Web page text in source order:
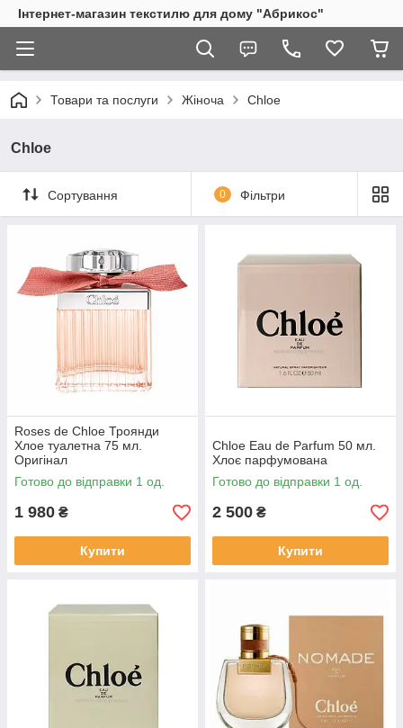
Інтернет-магазин текстилю для дому "Абрикос"
Товари та послуги Жіноча Chloe
Chloe
Сортування 0 Фільтри
Roses de Chloe Троянди
Хлое туалетна 75 мл.
Оригінал
Готово до відправки 1 од.
1 980 ₴
Купити
Chloe Eau de Parfum 50 мл.
Хлоє парфумована
Готово до відправки 1 од.
2 500 ₴
Купити